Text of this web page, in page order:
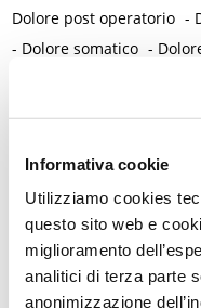
Informativa cookie
Utilizziamo cookies
questo sito web e
miglioramento
analitici di terza parte
anonimizzazione
Dolore post operatorio -
- Dolore somatico -
Ebraismo -Eccitazione
Ecosistema / Microbiota
Efficacia contraccettiva
Ematuria -
Emorragia cerebrale
-